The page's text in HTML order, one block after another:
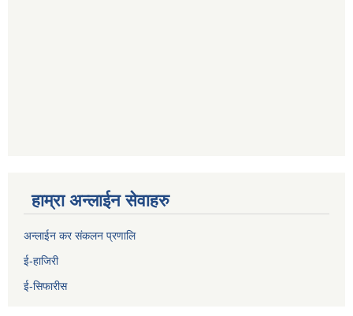
हाम्रा अन्लाईन सेवाहरु
अन्लाईन कर संकलन प्रणालि
ई-हाजिरी
ई-सिफारीस